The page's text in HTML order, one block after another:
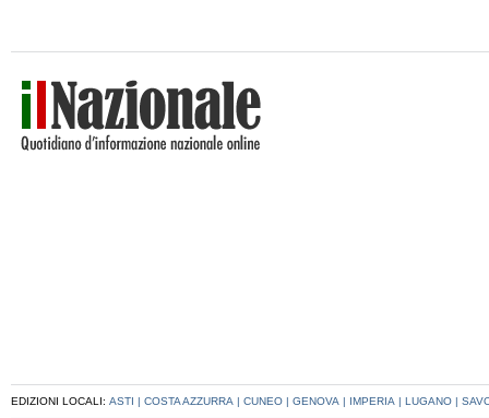
EDIZIONI LOCALI: ASTI | COSTA AZZURRA | CUNEO | GENOVA | IMPERIA | LUGANO |